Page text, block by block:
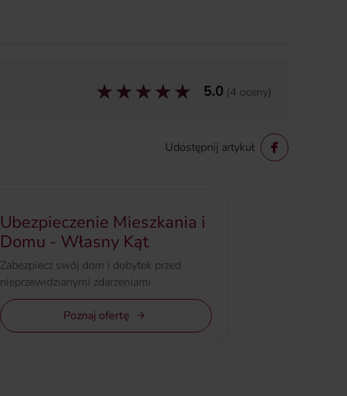
5.0 (4 oceny)
Udostępnij artykuł
Ubezpieczenie Mieszkania i
Domu - Własny Kąt
Zabezpiecz swój dom i dobytek przed
nieprzewidzianymi zdarzeniami
Poznaj ofertę